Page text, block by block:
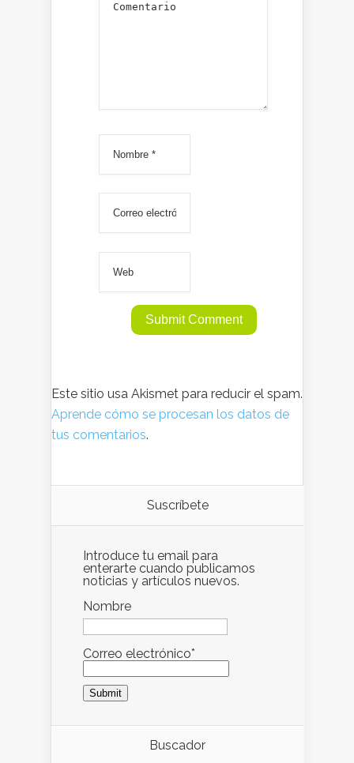
Este sitio usa Akismet para reducir el spam.
Aprende cómo se procesan los datos de
tus comentarios.
Suscríbete
Introduce tu email para
enterarte cuando publicamos
noticias y artículos nuevos.
Nombre
Correo electrónico*
Buscador